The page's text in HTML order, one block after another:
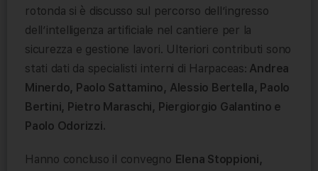
rotonda si è discusso sul percorso dell’ingresso
dell’intelligenza artificiale nel cantiere per la
sicurezza e gestione lavori. Ulteriori contributi sono
stati dati da specialisti interni di Harpaceas: Andrea
Minerdo, Paolo Sattamino, Alessio Bertella, Paolo
Bertini, Pietro Maraschi, Piergiorgio Galantino e
Paolo Odorizzi.
Hanno concluso il convegno Elena Stoppioni,